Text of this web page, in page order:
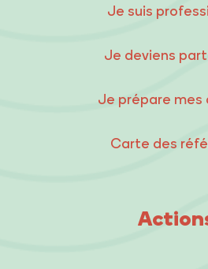
Je suis
Je deviens
Je prépare mes
Carte des